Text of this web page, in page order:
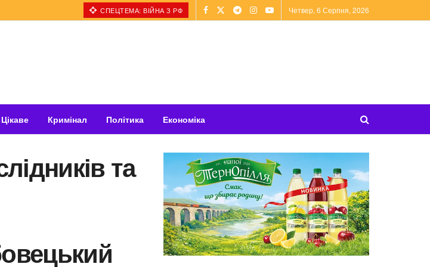
СПЕЦТЕМА: ВІЙНА З РФ Четвер, 6 Серпня, 2026
Цікаве Кримінал Політика Економіка
та